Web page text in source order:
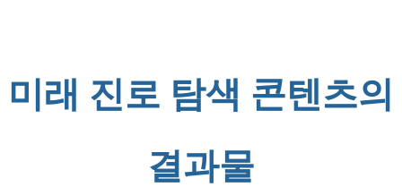
미래 진로 탐색 콘텐츠의
결과물